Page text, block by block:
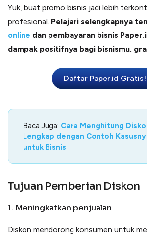
Yuk, buat promo bisnis jadi lebih
profesional. Pelajari selengkapnya
online dan pembayaran bisnis
dampak positifnya bagi bisnismu,
Daftar Paper.id Gratis!
Baca Juga: Cara Menghitung
Lengkap dengan Contoh
untuk Bisnis
Tujuan Pemberian Diskon
1. Meningkatkan penjualan
Diskon mendorong konsumen untuk